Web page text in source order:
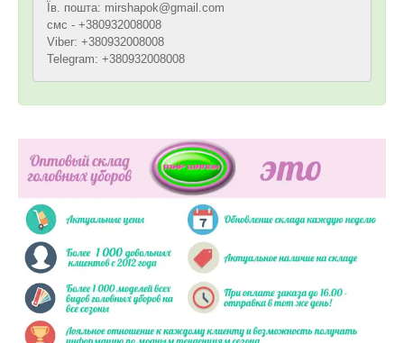
Їв. пошта: mirshapok@gmail.com
смс - +380932008008
Viber: +380932008008
Telegram: +380932008008